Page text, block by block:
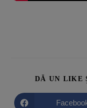
DĂ UN LIKE